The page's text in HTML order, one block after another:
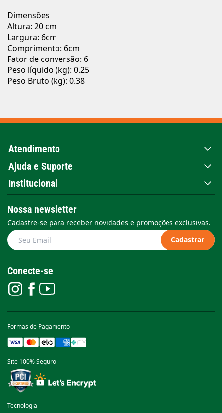
Dimensões
Altura: 20 cm
Largura: 6cm
Comprimento: 6cm
Fator de conversão: 6
Peso líquido (kg): 0.25
Peso Bruto (kg): 0.38
Atendimento
Ajuda e Suporte
Institucional
Nossa newsletter
Cadastre-se para receber novidades e promoções exclusivas.
Cadastrar
Conecte-se
Formas de Pagamento
Site 100% Seguro
Tecnologia